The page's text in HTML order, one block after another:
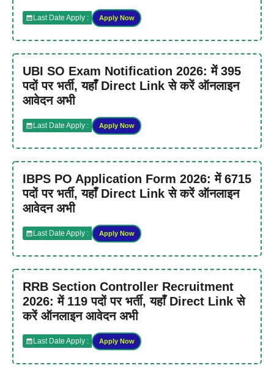
Last Date Apply : Apply Now
UBI SO Exam Notification 2026: में 395
पदों पर भर्ती, यहाँ Direct Link से करें ऑनलाइन
आवेदन अभी
Last Date Apply : Apply Now
IBPS PO Application Form 2026: में 6715
पदों पर भर्ती, यहाँ Direct Link से करें ऑनलाइन
आवेदन अभी
Last Date Apply : Apply Now
RRB Section Controller Recruitment
2026: में 119 पदों पर भर्ती, यहाँ Direct Link से
करें ऑनलाइन आवेदन अभी
Last Date Apply : Apply Now